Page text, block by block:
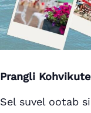
Prangli
Sel suvel ootab